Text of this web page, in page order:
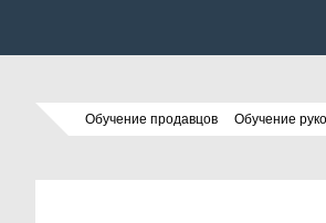
Обучение продавцов Обучение